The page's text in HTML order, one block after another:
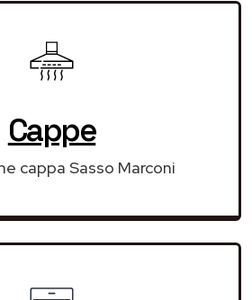
Cappe
cappa Sasso Marconi